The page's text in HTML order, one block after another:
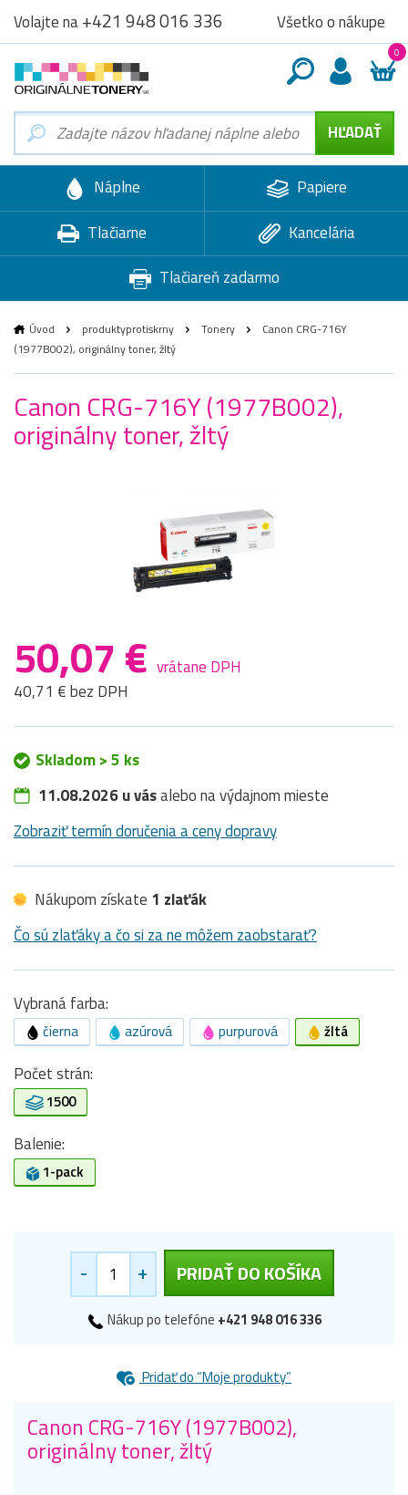
Volajte na+421 948 016 336 Všetko o nákupe
0
Náplne
Papiere
Tlačiarne
Kancelária
Tlačiareň zadarmo
Úvod produktyprotiskrny Tonery
Canon CRG-716Y
(1977B002), originálny toner, žltý
Canon CRG-716Y (1977B002),
originálny toner, žltý
50,07 € vrátane DPH
40,71 € bez DPH
Skladom > 5 ks
11.08.2026 u vásalebo na výdajnom mieste
Zobraziť termín doručenia a ceny dopravy
Nákupom získate 1 zlaťák
Čo sú zlaťáky a čo si za ne môžem zaobstarať?
Vybraná farba:
čierna azúrová purpurová žltá
Počet strán:
1500
Balenie:
1-pack
- + PRIDAŤ DO KOŠÍKA
Nákup po telefóne +421 948 016 336
Pridať do “Moje produkty”
Canon CRG-716Y (1977B002),
originálny toner, žltý